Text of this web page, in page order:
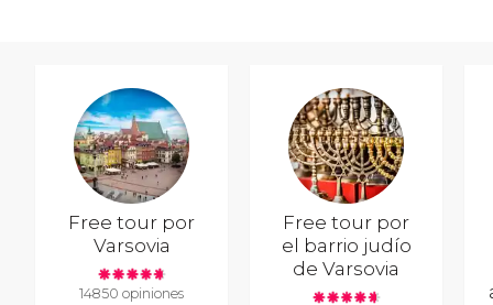
Free tour por
Varsovia
14850 opiniones
Free tour por
el barrio judío
de Varsovia